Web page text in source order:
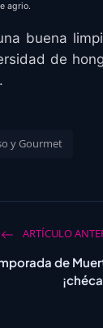
agrio.
buena
de
y Gourmet
ARTÍCULO
de